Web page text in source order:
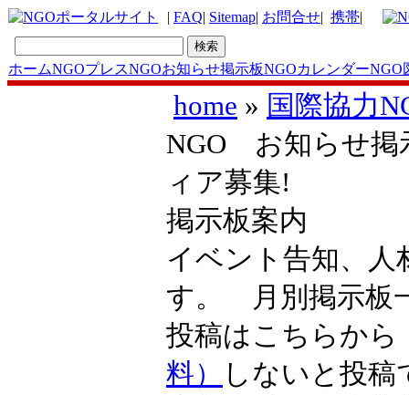
| FAQ| Sitemap| お問合せ| 携帯|
ホームNGOプレスNGOお知らせ掲示板NGOカレンダーNGO
home » 国際協力
NGO お知らせ掲
ィア募集!
掲示板案内
イベント告知、人
す。 月別掲示
投稿はこちらか
料）
しないと投